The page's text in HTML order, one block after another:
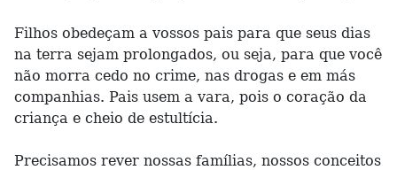
Filhos obedeçam a vossos pais para que seus dias
na terra sejam prolongados, ou seja, para que você
não morra cedo no crime, nas drogas e em más
companhias. Pais usem a vara, pois o coração da
criança e cheio de estultícia.
Precisamos rever nossas famílias, nossos conceitos